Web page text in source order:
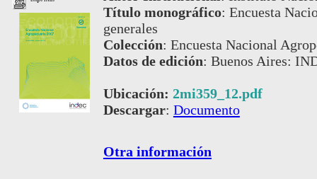
Título monográfico: Encuesta
generales
Colección: Encuesta Nacional
Datos de edición: Buenos Aires:
Ubicación: 2mi359_12.pdf
Descargar: Documento
Otra información